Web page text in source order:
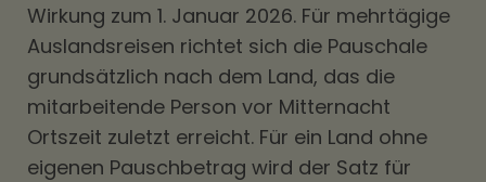
Wirkung zum 1. Januar 2026. Für mehrtägige
Auslandsreisen richtet sich die Pauschale
grundsätzlich nach dem Land, das die
mitarbeitende Person vor Mitternacht
Ortszeit zuletzt erreicht. Für ein Land ohne
eigenen Pauschbetrag wird der Satz für